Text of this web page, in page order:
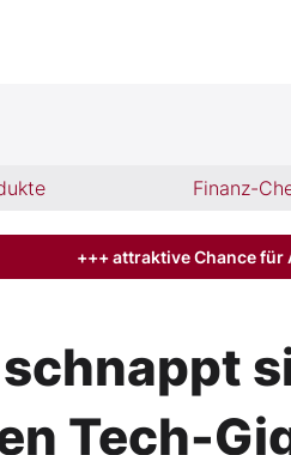
Finanz-
+++ attraktive Chance
Tech-